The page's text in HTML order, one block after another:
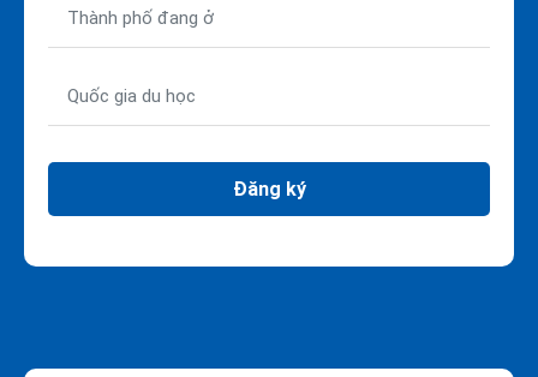
Đăng ký